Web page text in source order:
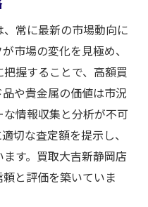
常に最新の市場動向に
市場の変化を見極め、
握することで、高額買
や貴金属の価値は市況
情報収集と分析が不可
切な査定額を提示し、
す。買取大吉新静岡店
と評価を築いていま